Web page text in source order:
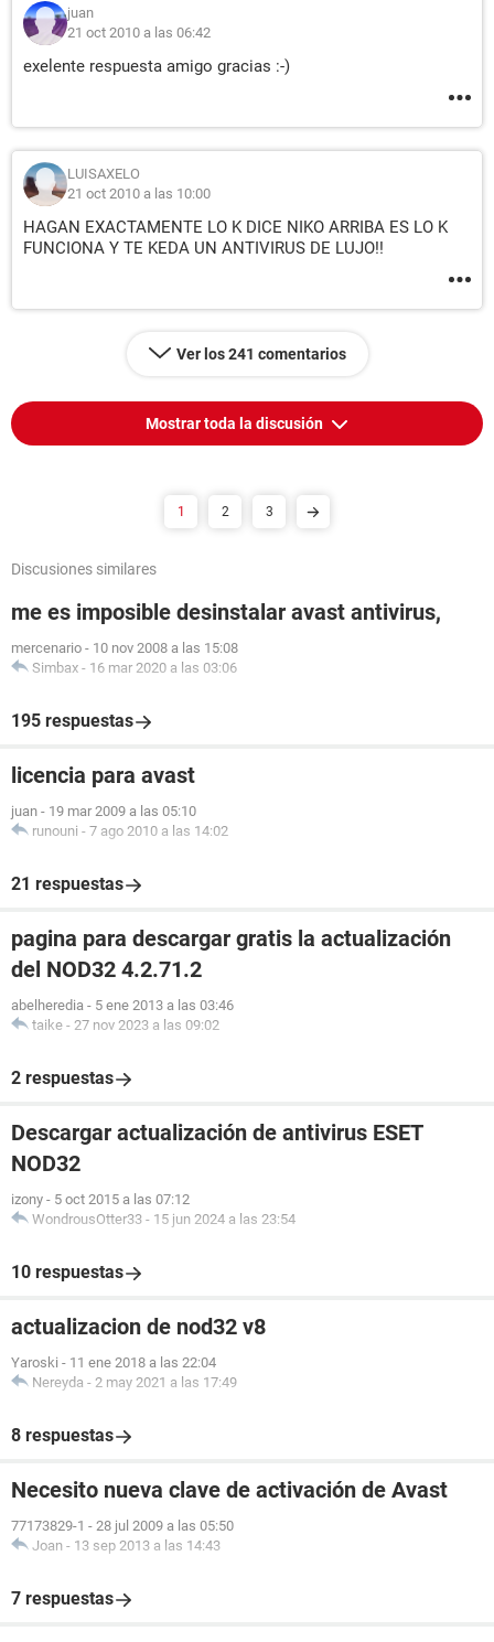
juan
21 oct 2010 a las 06:42
exelente respuesta amigo gracias :-)
LUISAXELO
21 oct 2010 a las 10:00
HAGAN EXACTAMENTE LO K DICE NIKO ARRIBA ES LO K
FUNCIONA Y TE KEDA UN ANTIVIRUS DE LUJO!!
Ver los 241 comentarios
Mostrar toda la discusión
1 2 3
Discusiones similares
me es imposible desinstalar avast antivirus,
mercenario - 10 nov 2008 a las 15:08
Simbax - 16 mar 2020 a las 03:06
195 respuestas
licencia para avast
juan - 19 mar 2009 a las 05:10
runouni - 7 ago 2010 a las 14:02
21 respuestas
pagina para descargar gratis la actualización
del NOD32 4.2.71.2
abelheredia - 5 ene 2013 a las 03:46
taike - 27 nov 2023 a las 09:02
2 respuestas
Descargar actualización de antivirus ESET
NOD32
izony - 5 oct 2015 a las 07:12
WondrousOtter33 - 15 jun 2024 a las 23:54
10 respuestas
actualizacion de nod32 v8
Yaroski - 11 ene 2018 a las 22:04
Nereyda - 2 may 2021 a las 17:49
8 respuestas
Necesito nueva clave de activación de Avast
77173829-1 - 28 jul 2009 a las 05:50
Joan - 13 sep 2013 a las 14:43
7 respuestas